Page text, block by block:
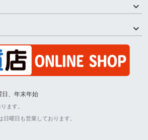
日、年末年始
ます。
曜日も営業しております。